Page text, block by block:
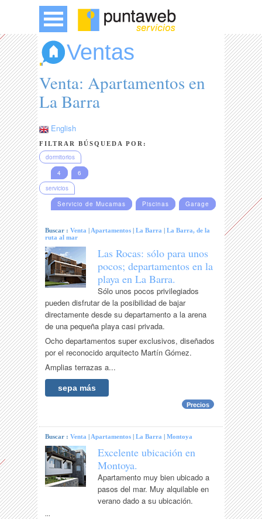
Ventas
Venta: Apartamentos en
La Barra
English
FILTRAR BÚSQUEDA POR:
dormitorios
4
6
servicios
Servicio de Mucamas
Piscinas Garage
Buscar :Venta |Apartamentos |La Barra |La Barra, de la
ruta al mar
Las Rocas: sólo para unos
pocos; departamentos en la
playa en La Barra.
Sólo unos pocos privilegiados
pueden disfrutar de la posibilidad de bajar
directamente desde su departamento a la arena
de una pequeña playa casi privada.
Ocho departamentos super exclusivos, diseñados
por el reconocido arquitecto Martín Gómez.
Amplias terrazas a...
sepa más
Precios
Buscar :Venta |Apartamentos |La Barra |Montoya
Excelente ubicación en
Montoya.
Apartamento muy bien ubicado a
pasos del mar. Muy alquilable en
verano dado a su ubicación.
...